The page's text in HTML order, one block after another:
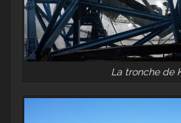
La tronche de